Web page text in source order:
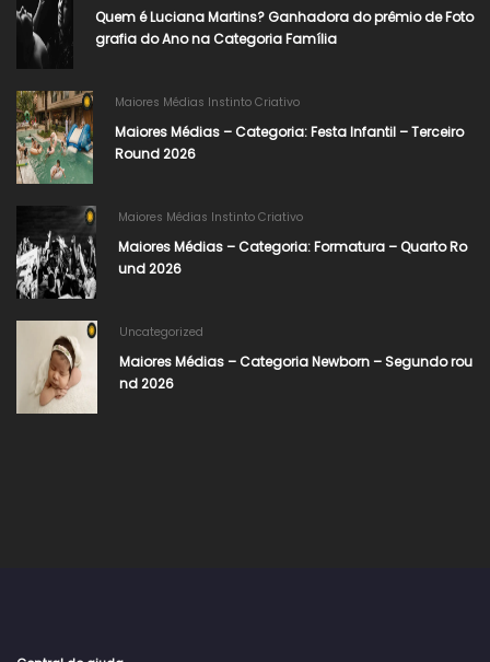
Quem é Luciana Martins? Ganhadora do prêmio de Foto
grafia do Ano na Categoria Família
Maiores Médias Instinto Criativo
Maiores Médias – Categoria: Festa Infantil – Terceiro
Round 2026
Maiores Médias Instinto Criativo
Maiores Médias – Categoria: Formatura – Quarto Ro
und 2026
Uncategorized
Maiores Médias – Categoria Newborn – Segundo rou
nd 2026